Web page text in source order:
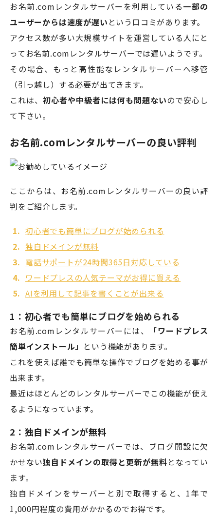
お名前.comレンタルサーバーを利用している一部の
ユーザーからは速度が遅い という口コミがあります。
アクセス数が多い大規模サイトを運営している人にと
ってお名前.comレンタルサーバーでは遅いようです。
その場合、もっと高性能なレンタルサーバーへ移管
（引っ越し）する必要が出てきます。
これは、初心者や中級者には何も問題ないので安心し
て下さい。
お名前.comレンタルサーバーの良い評判
ここからは、お名前.comレンタルサーバーの良い評
判をご紹介します。
初心者でも簡単にブログが始められる
独自ドメインが無料
電話サポートが24時間365日対応している
ワードプレスの人気テーマがお得に買える
AIを利用して記事を書くことが出来る
1：初心者でも簡単にブログを始められる
お名前.comレンタルサーバーには、
「ワードプレス
簡単インストール」 という機能があります。
これを使えば誰でも簡単な操作でブログを始める事が
出来ます。
最近はほとんどのレンタルサーバーでこの機能が使え
るようになっています。
2：独自ドメインが無料
お名前.comレンタルサーバーでは、ブログ開設に欠
かせない独自ドメインの取得と更新が無料となってい
ます。
独自ドメインをサーバーと別で取得すると、1年で
1,000円程度の費用がかかるのでお得です。